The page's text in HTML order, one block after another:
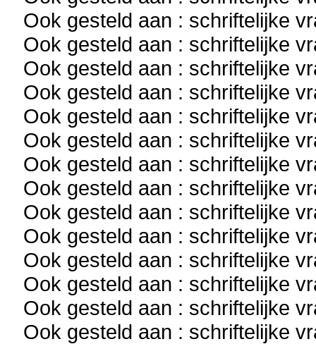
Ook gesteld aan : schriftelijke
Ook gesteld aan : schriftelijke
Ook gesteld aan : schriftelijke
Ook gesteld aan : schriftelijke
Ook gesteld aan : schriftelijke
Ook gesteld aan : schriftelijke
Ook gesteld aan : schriftelijke
Ook gesteld aan : schriftelijke
Ook gesteld aan : schriftelijke
Ook gesteld aan : schriftelijke
Ook gesteld aan : schriftelijke
Ook gesteld aan : schriftelijke
Ook gesteld aan : schriftelijke
Ook gesteld aan : schriftelijke